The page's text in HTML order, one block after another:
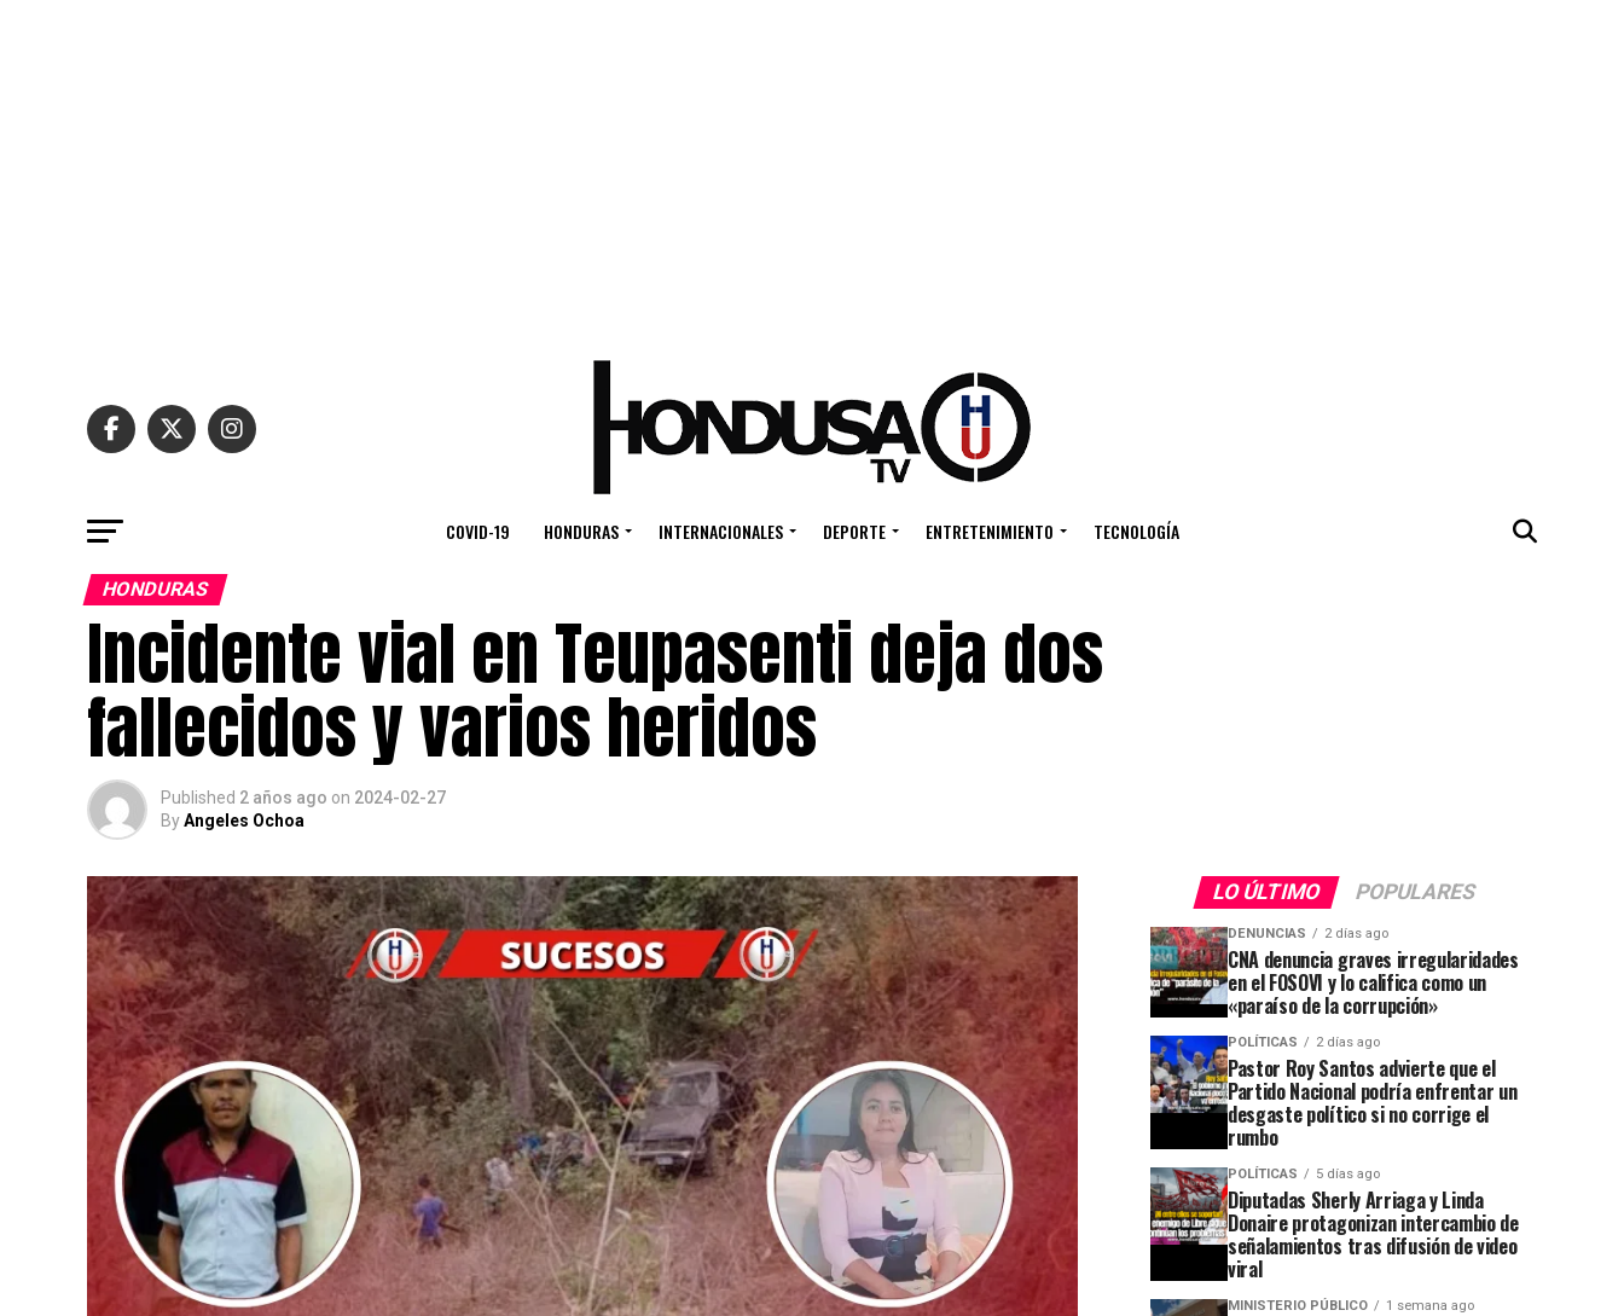
COVID-19 HONDURAS INTERNACIONALES DEPORTE ENTRETENIMIENTO TECNOLOGÍA
HONDURAS
Incidente vial en Teupasenti deja dos
fallecidos y varios heridos
Published 2 años ago on 2024-02-27
ByAngeles Ochoa
LO ÚLTIMO POPULARES
DENUNCIAS 2 días ago
CNA denuncia graves irregularidades
en el FOSOVI y lo califica como un
«paraíso de la corrupción»
POLÍTICAS 2 días ago
Pastor Roy Santos advierte que el
Partido Nacional podría enfrentar un
desgaste político si no corrige el
rumbo
POLÍTICAS 5 días ago
Diputadas Sherly Arriaga y Linda
Donaire protagonizan intercambio de
señalamientos tras difusión de video
viral
MINISTERIO PÚBLICO 1 semana ago